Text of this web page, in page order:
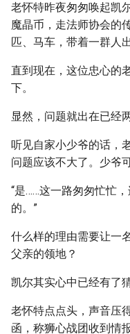
老怀特昨夜匆匆唤起凯
魔晶币，走法师协会的
匹、马车，带着一群人
直到现在，这位忠心的
下。
显然，问题就出在已经
听见自家小少爷的话，
问题应该不大了。少爷
“是……这一路匆匆忙忙
的。”
什么样的理由需要让一
父亲的领地？
凯尔其实心中已经有了猜
老怀特点点头，声音压
函，称狮心战团收到情